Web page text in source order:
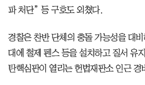
파 처단” 등 구호도 외쳤다.
경찰은 찬반 단체의 충돌 가능성을 대
대에 철제 펜스 등을 설치하고 질서 유
탄핵심판이 열리는 헌법재판소 인근 경